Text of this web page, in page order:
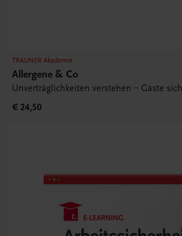
TRAUNER Akademie
Allergene & Co
Unverträglichkeiten verstehen – Gäste
€ 24,50